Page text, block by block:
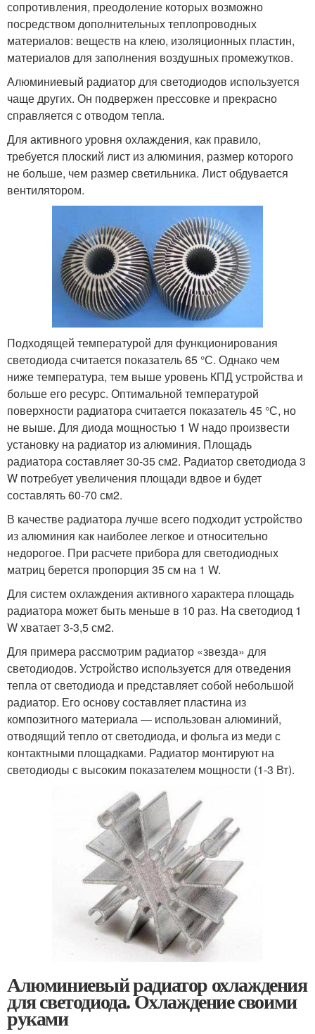
сопротивления, преодоление которых возможно
посредством дополнительных теплопроводных
материалов: веществ на клею, изоляционных пластин,
материалов для заполнения воздушных промежутков.
Алюминиевый радиатор для светодиодов используется
чаще других. Он подвержен прессовке и прекрасно
справляется с отводом тепла.
Для активного уровня охлаждения, как правило,
требуется плоский лист из алюминия, размер которого
не больше, чем размер светильника. Лист обдувается
вентилятором.
Подходящей температурой для функционирования
светодиода считается показатель 65 °С. Однако чем
ниже температура, тем выше уровень КПД устройства и
больше его ресурс. Оптимальной температурой
поверхности радиатора считается показатель 45 °С, но
не выше. Для диода мощностью 1 W надо произвести
установку на радиатор из алюминия. Площадь
радиатора составляет 30-35 см2. Радиатор светодиода 3
W потребует увеличения площади вдвое и будет
составлять 60-70 см2.
В качестве радиатора лучше всего подходит устройство
из алюминия как наиболее легкое и относительно
недорогое. При расчете прибора для светодиодных
матриц берется пропорция 35 см на 1 W.
Для систем охлаждения активного характера площадь
радиатора может быть меньше в 10 раз. На светодиод 1
W хватает 3-3,5 см2.
Для примера рассмотрим радиатор «звезда» для
светодиодов. Устройство используется для отведения
тепла от светодиода и представляет собой небольшой
радиатор. Его основу составляет пластина из
композитного материала — использован алюминий,
отводящий тепло от светодиода, и фольга из меди с
контактными площадками. Радиатор монтируют на
светодиоды с высоким показателем мощности (1-3 Вт).
Алюминиевый радиатор охлаждения
для светодиода. Охлаждение своими
руками